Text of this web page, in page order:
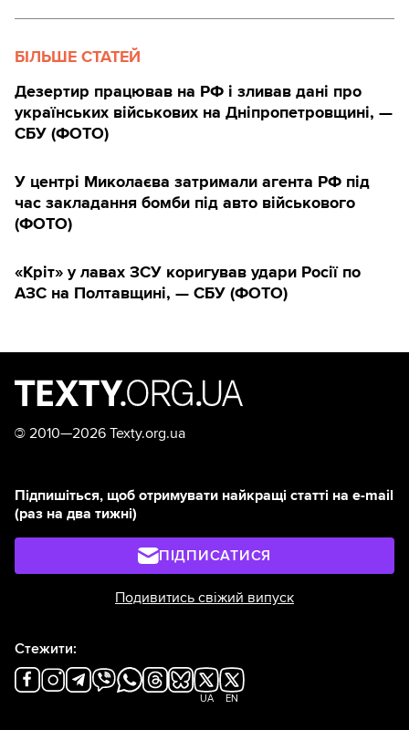
БІЛЬШЕ СТАТЕЙ
Дезертир працював на РФ і зливав дані про
українських військових на Дніпропетровщині, —
СБУ (ФОТО)
У центрі Миколаєва затримали агента РФ під
час закладання бомби під авто військового
(ФОТО)
«Кріт» у лавах ЗСУ коригував удари Росії по
АЗС на Полтавщині, — СБУ (ФОТО)
© 2010—2026 Texty.org.ua
Підпишіться, щоб отримувати найкращі статті на e-mail
(раз на два тижні)
ПІДПИСАТИСЯ
Подивитись свіжий випуск
Стежити:
UA EN